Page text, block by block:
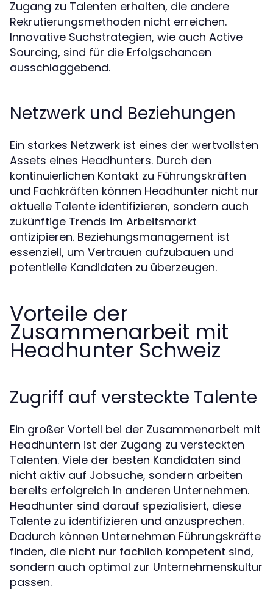
Zugang zu Talenten erhalten, die andere
Rekrutierungsmethoden nicht erreichen.
Innovative Suchstrategien, wie auch Active
Sourcing, sind für die Erfolgschancen
ausschlaggebend.
Netzwerk und Beziehungen
Ein starkes Netzwerk ist eines der wertvollsten
Assets eines Headhunters. Durch den
kontinuierlichen Kontakt zu Führungskräften
und Fachkräften können Headhunter nicht nur
aktuelle Talente identifizieren, sondern auch
zukünftige Trends im Arbeitsmarkt
antizipieren. Beziehungsmanagement ist
essenziell, um Vertrauen aufzubauen und
potentielle Kandidaten zu überzeugen.
Vorteile der
Zusammenarbeit mit
Headhunter Schweiz
Zugriff auf versteckte Talente
Ein großer Vorteil bei der Zusammenarbeit mit
Headhuntern ist der Zugang zu versteckten
Talenten. Viele der besten Kandidaten sind
nicht aktiv auf Jobsuche, sondern arbeiten
bereits erfolgreich in anderen Unternehmen.
Headhunter sind darauf spezialisiert, diese
Talente zu identifizieren und anzusprechen.
Dadurch können Unternehmen Führungskräfte
finden, die nicht nur fachlich kompetent sind,
sondern auch optimal zur Unternehmenskultur
passen.